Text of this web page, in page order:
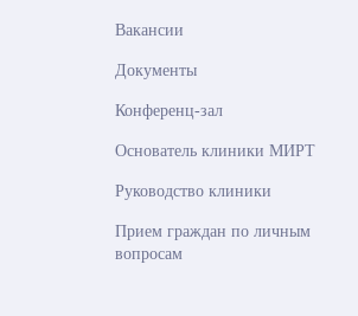
Вакансии
Документы
Конференц-зал
Основатель клиники МИРТ
Руководство клиники
Прием граждан по личным
вопросам